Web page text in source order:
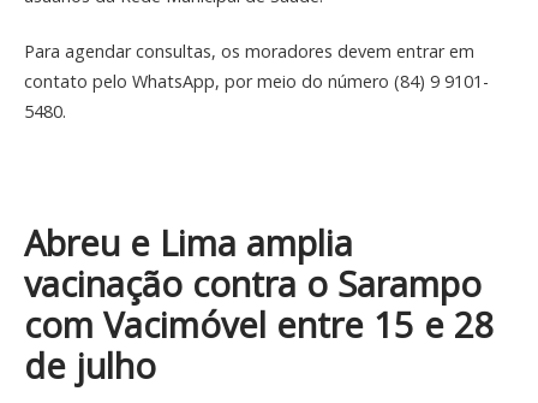
Para agendar consultas, os moradores devem entrar em
contato pelo WhatsApp, por meio do número (84) 9 9101-
5480.
Abreu e Lima amplia
vacinação contra o Sarampo
com Vacimóvel entre 15 e 28
de julho